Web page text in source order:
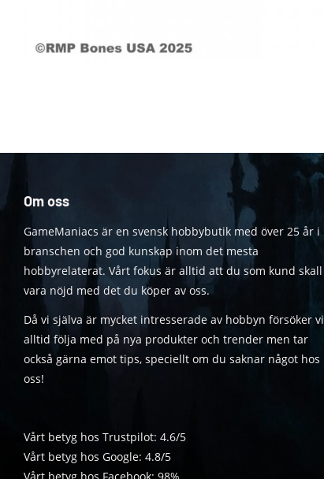
Om oss
GameManiacs är en svensk hobbybutik med över 25 år i
branschen och god kunskap inom det mesta
hobbyrelaterat. Vårt fokus är alltid att du som kund skall
vara nöjd med det du köper av oss.
Då vi själva är mycket intresserade av hobbyn försöker vi
alltid följa med på nya produkter och trender men tar
också gärna emot tips, speciellt om du saknar något hos
oss!
Vårt betyg hos Trustpilot: 4.6/5
Vårt betyg hos Google: 4.8/5